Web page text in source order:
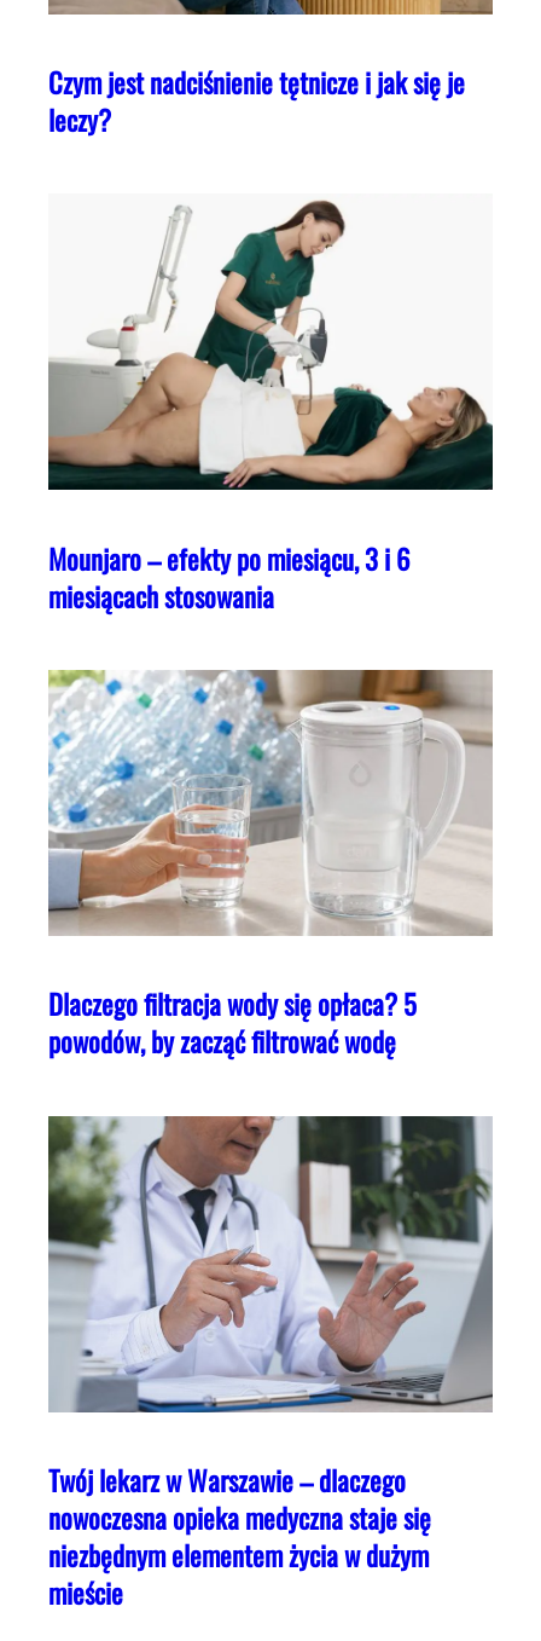
Czym jest nadciśnienie tętnicze i jak się je
leczy?
Mounjaro – efekty po miesiącu, 3 i 6
miesiącach stosowania
Dlaczego filtracja wody się opłaca? 5
powodów, by zacząć filtrować wodę
Twój lekarz w Warszawie – dlaczego
nowoczesna opieka medyczna staje się
niezbędnym elementem życia w dużym
mieście